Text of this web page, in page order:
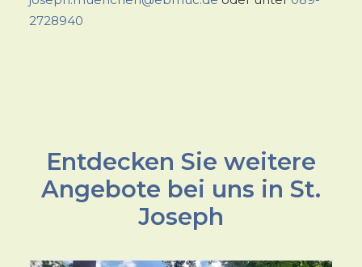
2728940
Entdecken Sie weitere
Angebote bei uns in St.
Joseph